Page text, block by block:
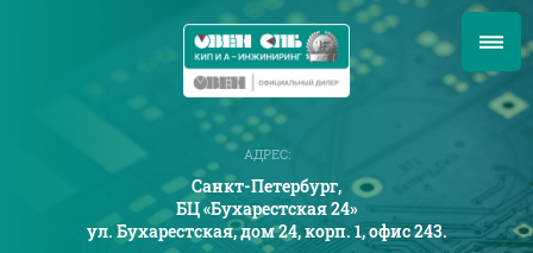
АДРЕС:
Санкт-Петербург,
БЦ «Бухарестская 24»
ул. Бухарестская, дом 24, корп. 1, офис 243.